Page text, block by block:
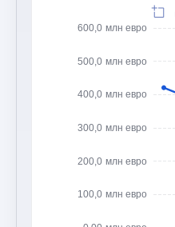
100,0 млн евро
200,0 млн евро
300,0 млн евро
400,0 млн евро
500,0 млн евро
600,0 млн евро